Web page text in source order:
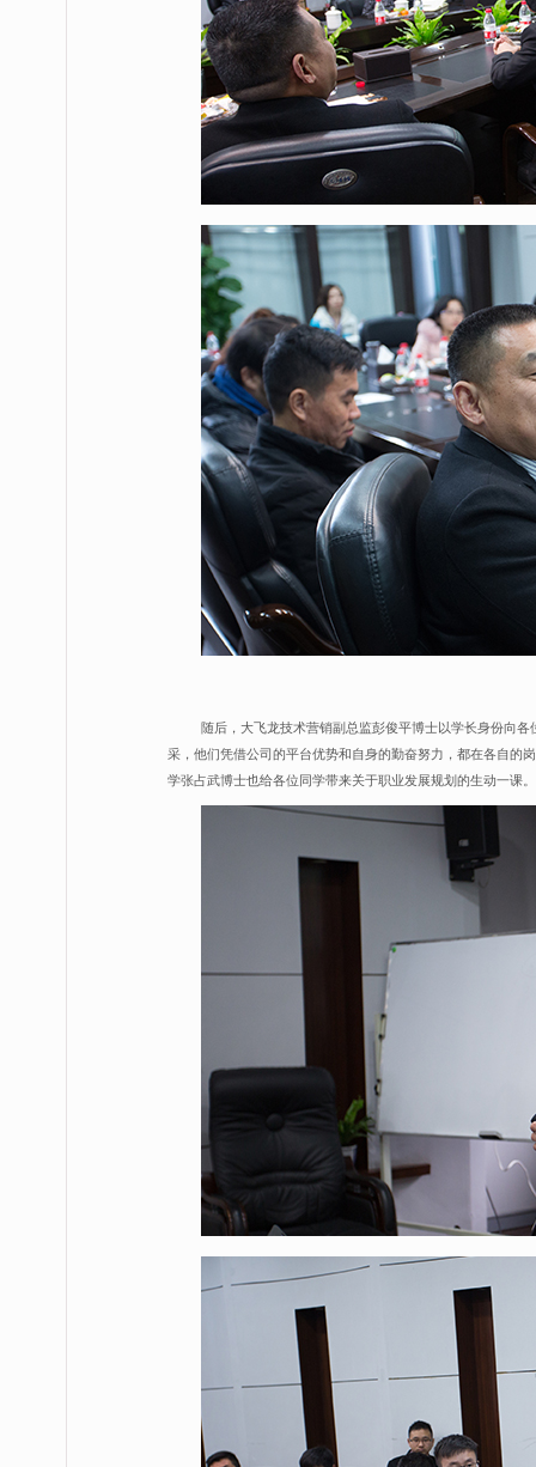
随后，大飞龙技术营销副总监彭俊平博士以学长身份向
采，他们凭借公司的平台优势和自身的勤奋努力，都在各自的
学张占武博士也给各位同学带来关于职业发展规划的生动一课。